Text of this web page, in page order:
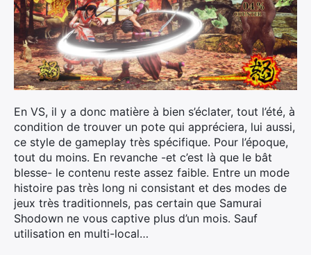
En VS, il y a donc matière à bien s’éclater, tout l’été, à
condition de trouver un pote qui appréciera, lui aussi,
ce style de gameplay très spécifique. Pour l’époque,
tout du moins. En revanche -et c’est là que le bât
blesse- le contenu reste assez faible. Entre un mode
histoire pas très long ni consistant et des modes de
jeux très traditionnels, pas certain que Samurai
Shodown ne vous captive plus d’un mois. Sauf
utilisation en multi-local…